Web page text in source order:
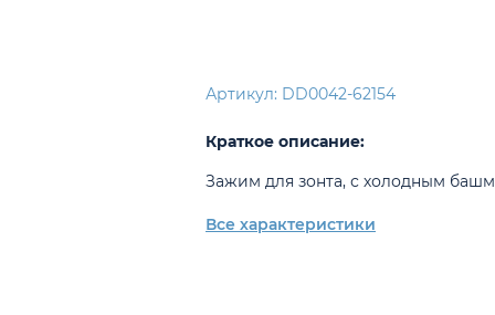
Артикул: DD0042-62154
Краткое описание:
Зажим для зонта, с холодным
Все характеристики